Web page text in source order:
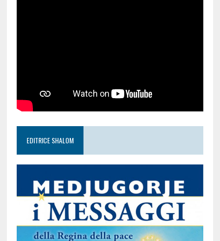
EDITRICE SHALOM